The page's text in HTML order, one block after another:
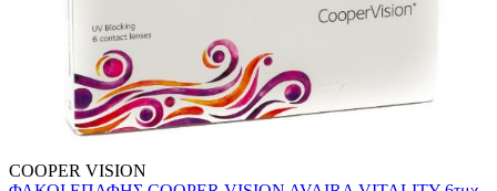
COOPER VISION